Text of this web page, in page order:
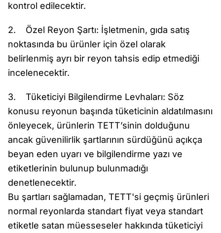
kontrol edilecektir.
2. Özel Reyon Şartı: İşletmenin, gıda satış
noktasında bu ürünler için özel olarak
belirlenmiş ayrı bir reyon tahsis edip etmediği
incelenecektir.
3. Tüketiciyi Bilgilendirme Levhaları: Söz
konusu reyonun başında tüketicinin aldatılmasını
önleyecek, ürünlerin TETT’sinin dolduğunu
ancak güvenilirlik şartlarının sürdüğünü açıkça
beyan eden uyarı ve bilgilendirme yazı ve
etiketlerinin bulunup bulunmadığı
denetlenecektir.
Bu şartları sağlamadan, TETT'si geçmiş ürünleri
normal reyonlarda standart fiyat veya standart
etiketle satan müesseseler hakkında tüketiciyi